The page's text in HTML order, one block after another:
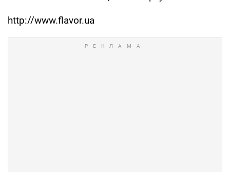
http://www.flavor.ua